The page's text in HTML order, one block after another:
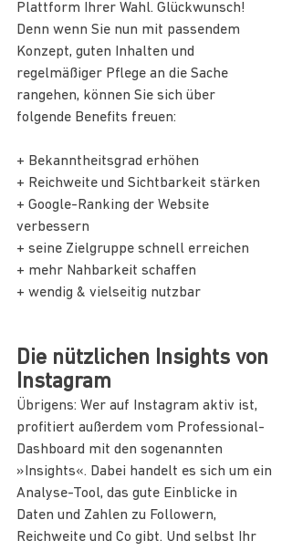
Plattform Ihrer Wahl. Glückwunsch!
Denn wenn Sie nun mit passendem
Konzept, guten Inhalten und
regelmäßiger Pflege an die Sache
rangehen, können Sie sich über
folgende Benefits freuen:
+ Bekanntheitsgrad erhöhen
+ Reichweite und Sichtbarkeit stärken
+ Google-Ranking der Website
verbessern
+ seine Zielgruppe schnell erreichen
+ mehr Nahbarkeit schaffen
+ wendig & vielseitig nutzbar
Die nützlichen Insights von
Instagram
Übrigens: Wer auf Instagram aktiv ist,
profitiert außerdem vom Professional-
Dashboard mit den sogenannten
»Insights«. Dabei handelt es sich um ein
Analyse-Tool, das gute Einblicke in
Daten und Zahlen zu Followern,
Reichweite und Co gibt. Und selbst Ihr